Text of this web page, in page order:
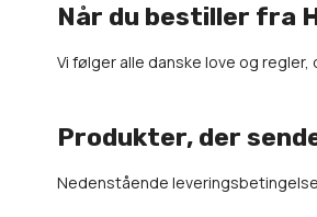
Når du bestiller fra
Vi følger alle danske love og
Produkter, der
Nedenstående